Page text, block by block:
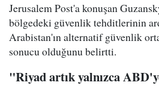
Jerusalem Post'a konuşan
bölgedeki güvenlik tehditlerinin
Arabistan'ın alternatif güvenlik
sonucu olduğunu belirtti.
"Riyad artık yalnızca